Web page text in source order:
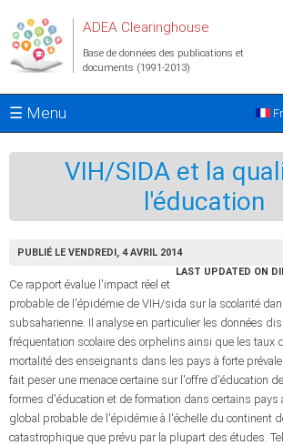
ADEA Clearinghouse
Base de données des publications et
documents (1991-2013)
☰ Menu
VIH/SIDA et la
l'éducation
PUBLIÉ LE VENDREDI, 4 AVRIL 2014
LAST UPDATED ON
Ce rapport évalue l'impact réel et
probable de l'épidémie de VIH/sida sur la scolarité
subsaharienne. Il analyse en particulier les données
fréquentation scolaire des orphelins ainsi que les taux
mortalité des enseignants dans les pays à forte
fait peser une menace certaine sur l'offre d'éducation
formes d'éducation et de formation dans certains
global probable de l'épidémie à l'échelle du continent
catastrophique que prévu par la plupart des études.